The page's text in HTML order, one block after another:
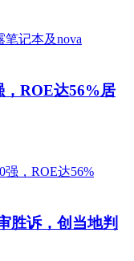
，ROE达56%居
胜诉，创当地判